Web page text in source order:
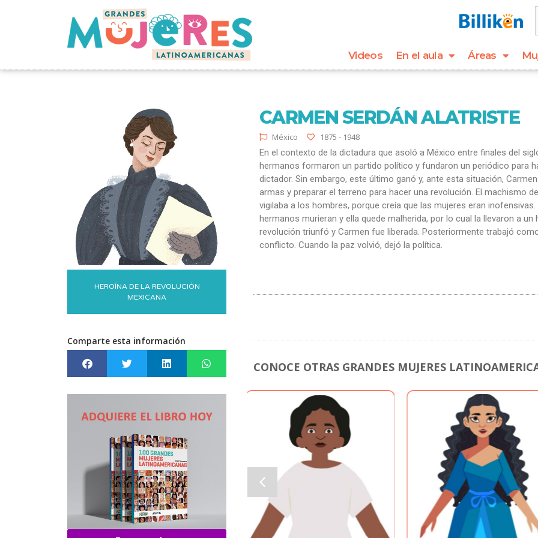
Videos En el aula Áreas
HEROÍNA DE LA REVOLUCIÓN
MEXICANA
Comparte esta información
CARMEN SERDÁN ALATRISTE
México
1875 - 1948
En el contexto de la dictadura que asoló a México entre finales del
hermanos formaron un partido político y fundaron un periódico para
dictador. Sin embargo, este último ganó y, ante esta situación,
armas y preparar el terreno para hacer una revolución. El machismo
vigilaba a los hombres, porque creía que las mujeres eran
hermanos murieran y ella quede malherida, por lo cual la llevaron a
revolución triunfó y Carmen fue liberada. Posteriormente trabajó
conflicto. Cuando la paz volvió, dejó la política.
CONOCE OTRAS GRANDES MUJERES